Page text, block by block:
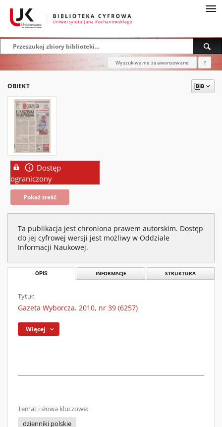
Wyszukiwanie zaawansowane ?
OBIEKT
Dostęp
ograniczony
Pokaż treść
Ta publikacja jest chroniona prawem autorskim. Dostęp
do jej cyfrowej wersji jest możliwy w Oddziale
Informacji Naukowej.
OPIS INFORMACJE STRUKTURA
Tytuł:
Gazeta Wyborcza. 2010, nr 39 (6257)
Więcej
Temat i słowa kluczowe:
dzienniki polskie